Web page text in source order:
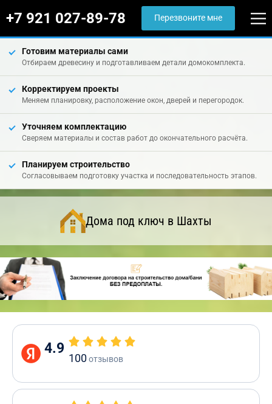
+7 921 027-89-78 Перезвоните мне
Готовим материалы сами
Отбираем древесину и подготавливаем детали домокомплекта.
Корректируем проекты
Меняем планировку, расположение окон, дверей и перегородок.
Уточняем комплектацию
Сверяем материалы и состав работ до окончательного расчёта.
Планируем строительство
Согласовываем подготовку участка и последовательность этапов.
Дома под ключ в Шахты
4.9
100отзывов